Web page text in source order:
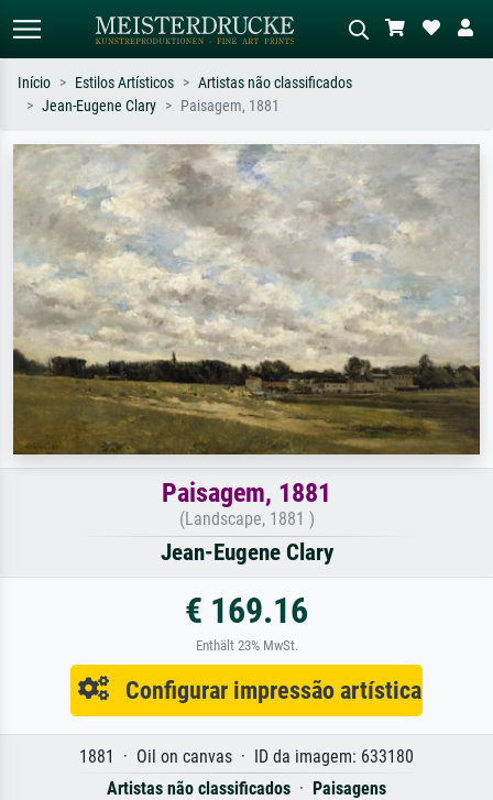
Pesquise por artista, título ou estilo –
ex: Monet, Noite Estrelada,
impressionismo, onda de Hokusai, nu.
Descreva a cena – ex: prado verde,
abstrato com muito vermelho, pintura
a óleo escura, nu em pé ao lado de
uma árvore.
Início Estilos Artísticos
Artistas não classificados
Jean-Eugene Clary
Paisagem, 1881
Paisagem, 1881
(Landscape, 1881 )
Jean-Eugene Clary
€ 169.16
Enthält 23% MwSt.
Configurar impressão artística
1881 · Oil on canvas · ID da imagem: 633180
Artistas não classificados · Paisagens